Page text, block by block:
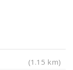
(1.15 km)